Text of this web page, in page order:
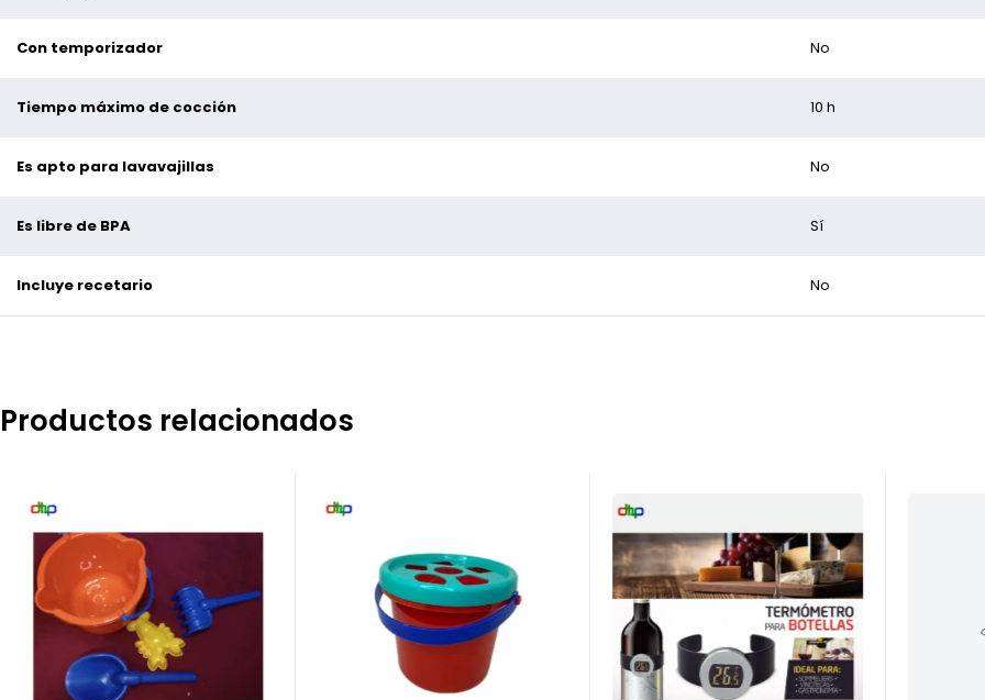
Con temporizador No
Tiempo máximo de cocción 10 h
Es apto para lavavajillas No
Es libre de BPA Sí
Incluye recetario No
Productos relacionados